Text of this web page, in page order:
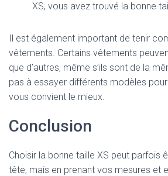
XS, vous avez trouvé la bonne
Il est également important de tenir
vêtements. Certains vêtements
que d’autres, même s’ils sont de la
pas à essayer différents modèles
vous convient le mieux.
Conclusion
Choisir la bonne taille XS peut parfois
tête, mais en prenant vos mesures et